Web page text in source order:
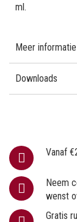
Vanaf
Neem
wenst
Gratis
ml.
Meer informatie
Downloads